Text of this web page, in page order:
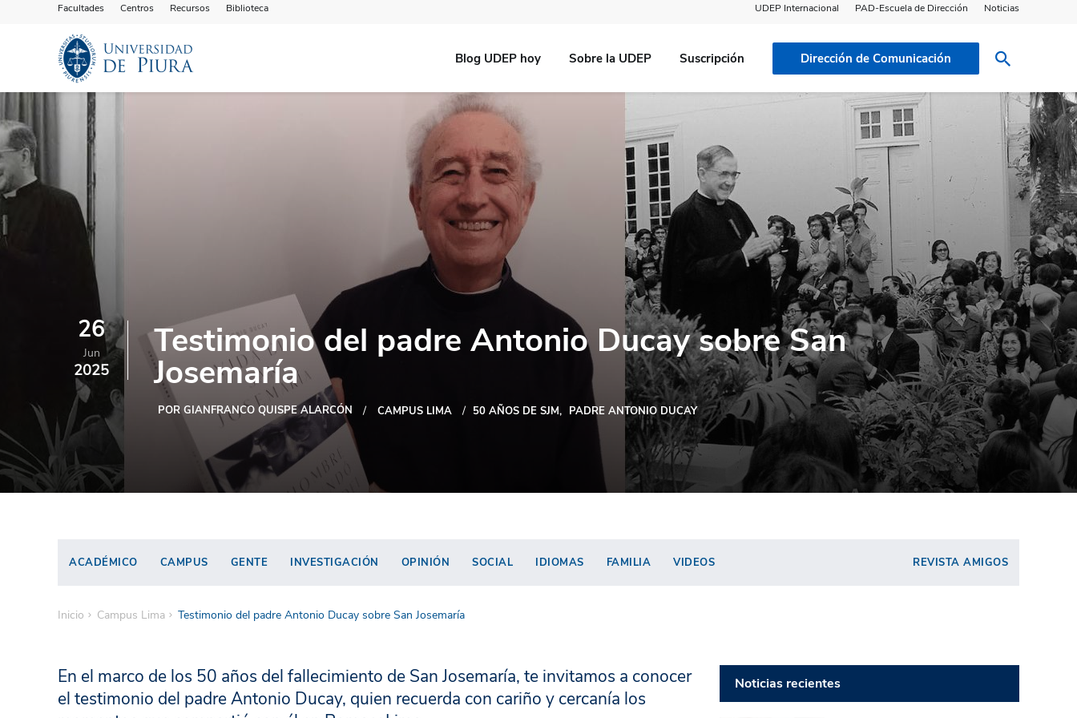
Facultades Centros Recursos Biblioteca UDEP Internacional PAD-Escuela de Dirección Noticias
Blog UDEP hoy Sobre la UDEP Suscripción Dirección de Comunicación
26
Jun
2025
Testimonio del padre Antonio Ducay sobre San
Josemaría
POR GIANFRANCO QUISPE ALARCÓN CAMPUS LIMA 50 AÑOS DE SJM PADRE ANTONIO DUCAY
ACADÉMICO CAMPUS GENTE INVESTIGACIÓN OPINIÓN SOCIAL IDIOMAS FAMILIA VIDEOS REVISTA AMIGOS
Inicio Campus Lima Testimonio del padre Antonio Ducay sobre San Josemaría
En el marco de los 50 años del fallecimiento de San Josemaría, te invitamos a conocer
el testimonio del padre Antonio Ducay, quien recuerda con cariño y cercanía los
Noticias recientes